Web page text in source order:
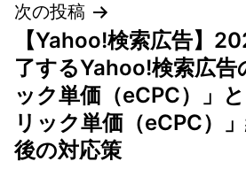
ビ
ゲ
ー
シ
次の投稿
【Yahoo!検索広告】
了するYahoo!検索広告
ック単価（eCPC）」
リック単価（eCPC）
後の対応策